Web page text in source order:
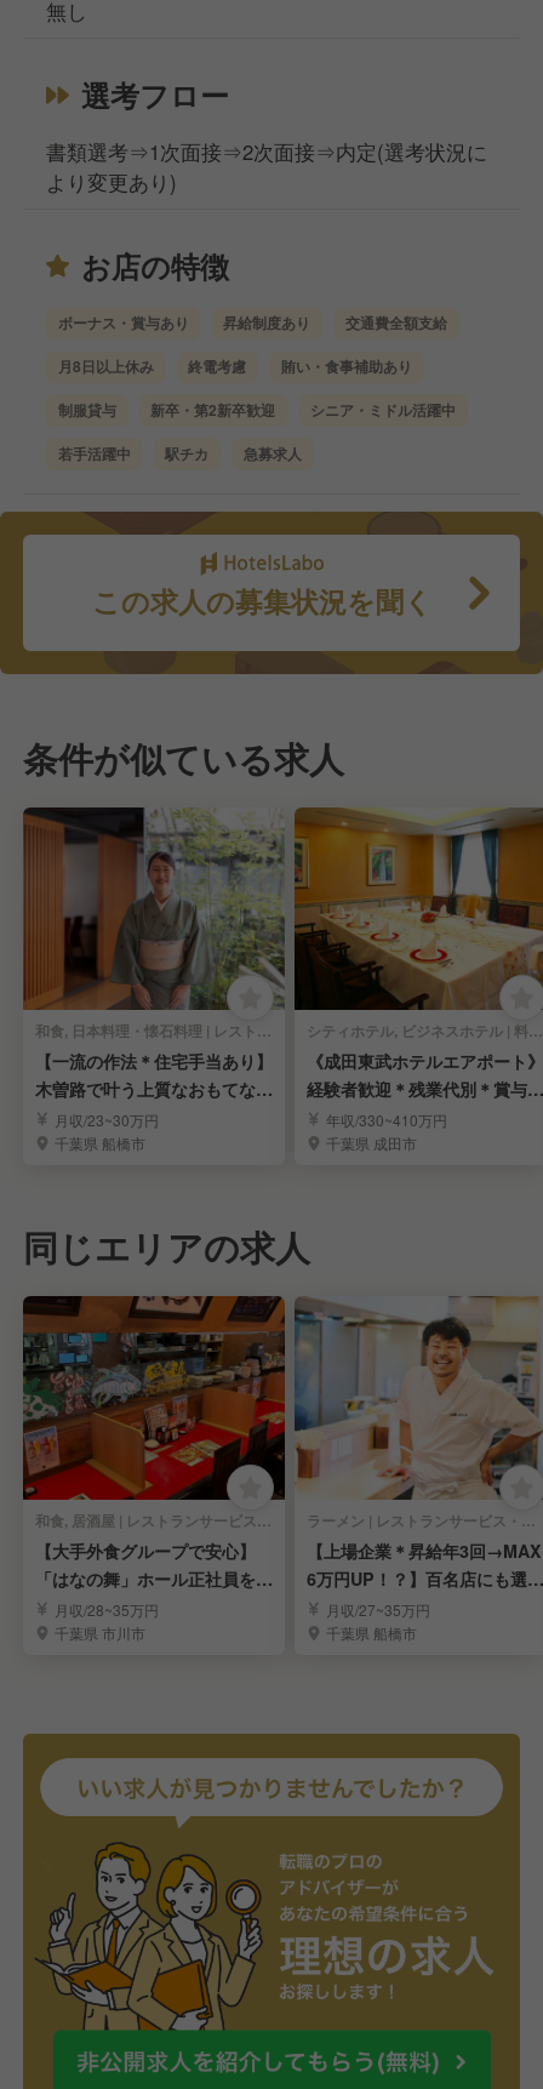
無し
選考フロー
書類選考⇒1次面接⇒2次面接⇒内定(選考状況に
より変更あり)
お店の特徴
ボーナス・賞与あり 昇給制度あり 交通費全額支給
月8日以上休み 終電考慮 賄い・食事補助あり
制服貸与 新卒・第2新卒歓迎 シニア・ミドル活躍中
若手活躍中 駅チカ 急募求人
この求人の募集状況を聞く
条件が似ている求人
和食, 日本料理・懐石料理 | レストランサービス・ホールスタッフ
【一流の作法＊住宅手当あり】
木曽路で叶う上質なおもてなし
と安定生活
月収/23~30万円
千葉県 船橋市
シティホテル, ビジネスホテル | 料飲部門 | レストランサービス・ホールスタッフ
《成田東武ホテルエアポート》
経験者歓迎＊残業代別＊賞与あ
り＊福利厚生充実
年収/330~410万円
千葉県 成田市
同じエリアの求人
和食, 居酒屋 | レストランサービス・ホールスタッフ
【大手外食グループで安心】
「はなの舞」ホール正社員を募
集 月収/28~35万円
千葉県 市川市
ラーメン | レストランサービス・ホールスタッフ
【上場企業＊昇給年3回→MAX
6万円UP！？】百名店にも選ば
れたラーメン屋
月収/27~35万円
千葉県 船橋市